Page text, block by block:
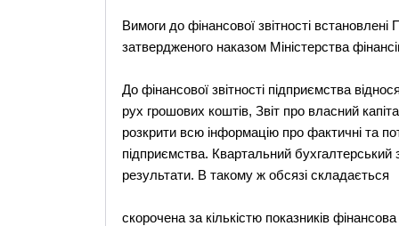
Вимоги до фінансової звітності
затвердженого наказом Міністерства
До фінансової звітності підприємства
рух грошових коштів, Звіт про власний
розкрити всю інформацію про фактичні та
підприємства. Квартальний бухгалтерський
результати. В такому ж обсязі складається
скорочена за кількістю показників